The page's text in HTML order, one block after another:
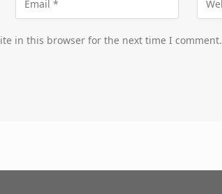
in this browser for the next time I comment.